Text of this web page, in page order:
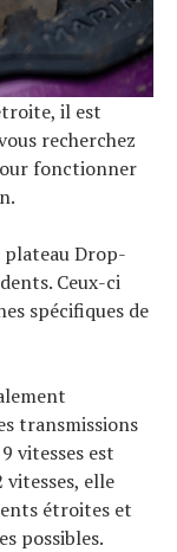
il est
recherchez
fonctionner
plateau Drop-
Ceux-ci
spécifiques de
transmissions
vitesses est
vitesses, elle
étroites et
possibles.